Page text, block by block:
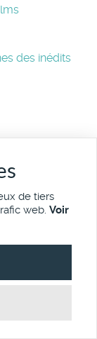
des inédits
de tiers
web. Voir